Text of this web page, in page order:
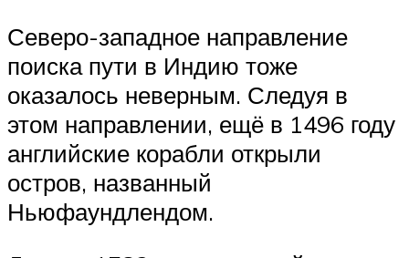
Северо-западное направление
поиска пути в Индию тоже
оказалось неверным. Следуя в
этом направлении, ещё в 1496 году
английские корабли открыли
остров, названный
Ньюфаундлендом.